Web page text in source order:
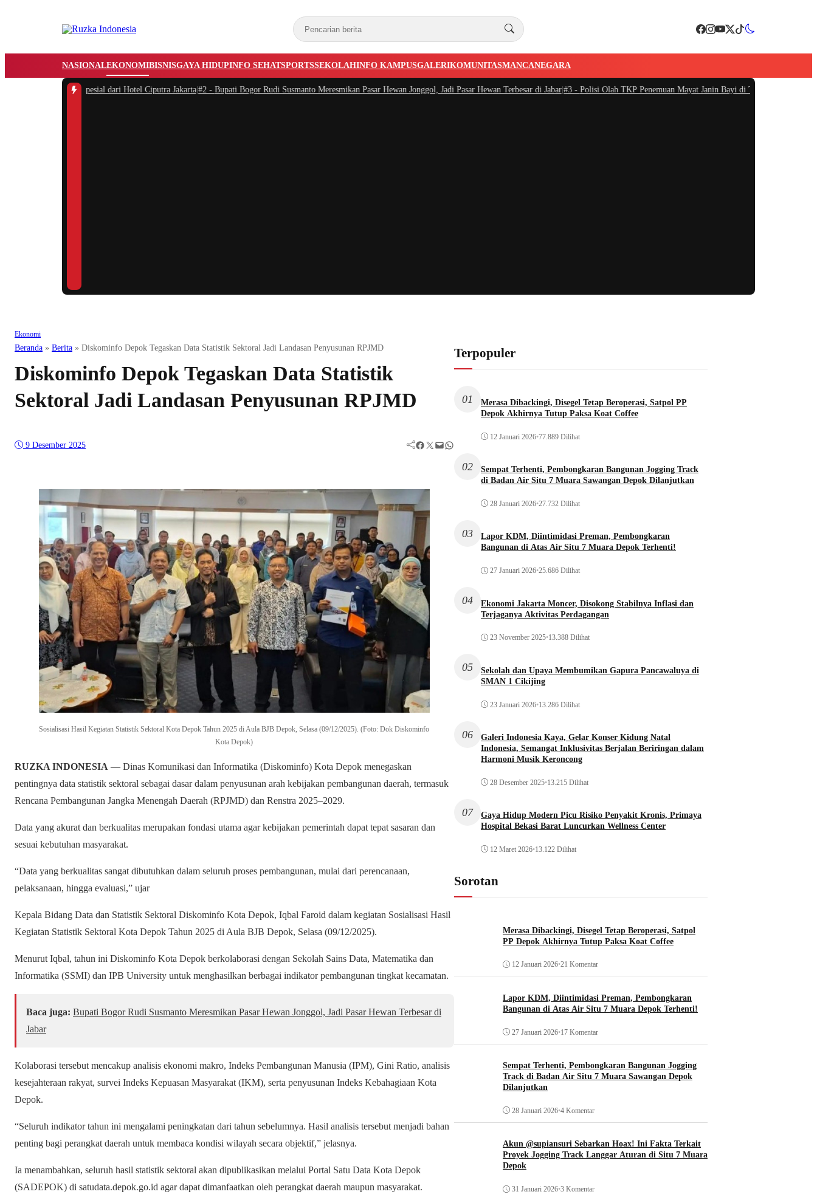
NASIONALEKONOMIBISNISGAYA HIDUPINFO SEHATSPORTSSEKOLAHINFO KAMPUSGALERIKOMUNITASMANCANEGARA
Mooncake Spesial dari Hotel Ciputra Jakarta|#2 -Bupati Bogor Rudi Susmanto Meresmikan Pasar Hewan Jonggol, Jadi Pasar Hewan Terbesar di Jabar|#3 -Polisi Olah TKP Penemuan Mayat Janin Bayi di Tarogong Kaler Garut
Ekonomi
Beranda » Berita » Diskominfo Depok Tegaskan Data Statistik Sektoral Jadi Landasan Penyusunan RPJMD
Diskominfo Depok Tegaskan Data Statistik
Sektoral Jadi Landasan Penyusunan RPJMD
9 Desember 2025 Facebook Twitter Mail WhatsApp
Sosialisasi Hasil Kegiatan Statistik Sektoral Kota Depok Tahun 2025 di Aula BJB Depok, Selasa (09/12/2025). (Foto: Dok Diskominfo
Kota Depok)
RUZKA INDONESIA — Dinas Komunikasi dan Informatika (Diskominfo) Kota Depok menegaskan
pentingnya data statistik sektoral sebagai dasar dalam penyusunan arah kebijakan pembangunan daerah, termasuk
Rencana Pembangunan Jangka Menengah Daerah (RPJMD) dan Renstra 2025–2029.
Data yang akurat dan berkualitas merupakan fondasi utama agar kebijakan pemerintah dapat tepat sasaran dan
sesuai kebutuhan masyarakat.
“Data yang berkualitas sangat dibutuhkan dalam seluruh proses pembangunan, mulai dari perencanaan,
pelaksanaan, hingga evaluasi,” ujar
Kepala Bidang Data dan Statistik Sektoral Diskominfo Kota Depok, Iqbal Faroid dalam kegiatan Sosialisasi Hasil
Kegiatan Statistik Sektoral Kota Depok Tahun 2025 di Aula BJB Depok, Selasa (09/12/2025).
Menurut Iqbal, tahun ini Diskominfo Kota Depok berkolaborasi dengan Sekolah Sains Data, Matematika dan
Informatika (SSMI) dan IPB University untuk menghasilkan berbagai indikator pembangunan tingkat kecamatan.
Baca juga: Bupati Bogor Rudi Susmanto Meresmikan Pasar Hewan Jonggol, Jadi Pasar Hewan Terbesar di
Jabar
Kolaborasi tersebut mencakup analisis ekonomi makro, Indeks Pembangunan Manusia (IPM), Gini Ratio, analisis
kesejahteraan rakyat, survei Indeks Kepuasan Masyarakat (IKM), serta penyusunan Indeks Kebahagiaan Kota
Depok.
“Seluruh indikator tahun ini mengalami peningkatan dari tahun sebelumnya. Hasil analisis tersebut menjadi bahan
penting bagi perangkat daerah untuk membaca kondisi wilayah secara objektif,” jelasnya.
Ia menambahkan, seluruh hasil statistik sektoral akan dipublikasikan melalui Portal Satu Data Kota Depok
(SADEPOK) di satudata.depok.go.id agar dapat dimanfaatkan oleh perangkat daerah maupun masyarakat.
Terpopuler
01
Merasa Dibackingi, Disegel Tetap Beroperasi, Satpol PP
Depok Akhirnya Tutup Paksa Koat Coffee
12 Januari 2026•77.889 Dilihat
02
Sempat Terhenti, Pembongkaran Bangunan Jogging Track
di Badan Air Situ 7 Muara Sawangan Depok Dilanjutkan
28 Januari 2026•27.732 Dilihat
03
Lapor KDM, Diintimidasi Preman, Pembongkaran
Bangunan di Atas Air Situ 7 Muara Depok Terhenti!
27 Januari 2026•25.686 Dilihat
04
Ekonomi Jakarta Moncer, Disokong Stabilnya Inflasi dan
Terjaganya Aktivitas Perdagangan
23 November 2025•13.388 Dilihat
05
Sekolah dan Upaya Membumikan Gapura Pancawaluya di
SMAN 1 Cikijing
23 Januari 2026•13.286 Dilihat
06
Galeri Indonesia Kaya, Gelar Konser Kidung Natal
Indonesia, Semangat Inklusivitas Berjalan Beriringan dalam
Harmoni Musik Keroncong
28 Desember 2025•13.215 Dilihat
07
Gaya Hidup Modern Picu Risiko Penyakit Kronis, Primaya
Hospital Bekasi Barat Luncurkan Wellness Center
12 Maret 2026•13.122 Dilihat
Sorotan
Merasa Dibackingi, Disegel Tetap Beroperasi, Satpol
PP Depok Akhirnya Tutup Paksa Koat Coffee
12 Januari 2026•21 Komentar
Lapor KDM, Diintimidasi Preman, Pembongkaran
Bangunan di Atas Air Situ 7 Muara Depok Terhenti!
27 Januari 2026•17 Komentar
Sempat Terhenti, Pembongkaran Bangunan Jogging
Track di Badan Air Situ 7 Muara Sawangan Depok
Dilanjutkan
28 Januari 2026•4 Komentar
Akun @supiansuri Sebarkan Hoax! Ini Fakta Terkait
Proyek Jogging Track Langgar Aturan di Situ 7 Muara
Depok
31 Januari 2026•3 Komentar